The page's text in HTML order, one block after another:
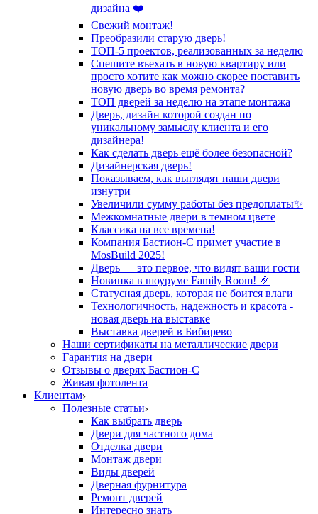
дизайна ❤️
Свежий монтаж!
Преобразили старую дверь!
ТОП-5 проектов, реализованных за неделю
Спешите въехать в новую квартиру или
просто хотите как можно скорее поставить
новую дверь во время ремонта?
ТОП дверей за неделю на этапе монтажа
Дверь, дизайн которой создан по
уникальному замыслу клиента и его
дизайнера!
Как сделать дверь ещё более безопасной?
Дизайнерская дверь!
Показываем, как выглядят наши двери
изнутри
Увеличили сумму работы без предоплаты✨
Межкомнатные двери в темном цвете
Классика на все времена!
Компания Бастион-С примет участие в
MosBuild 2025!
Дверь — это первое, что видят ваши гости
Новинка в шоуруме Family Room! 🎉
Статусная дверь, которая не боится влаги
Технологичность, надежность и красота -
новая дверь на выставке
Выставка дверей в Бибирево
Наши сертификаты на металлические двери
Гарантия на двери
Отзывы о дверях Бастион-С
Живая фотолента
Клиентам
Полезные статьи
Как выбрать дверь
Двери для частного дома
Отделка двери
Монтаж двери
Виды дверей
Дверная фурнитура
Ремонт дверей
Интересно знать